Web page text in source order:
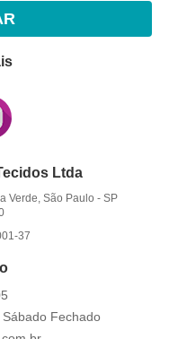
Ltda
Verde, São Paulo - SP
37
Fechado